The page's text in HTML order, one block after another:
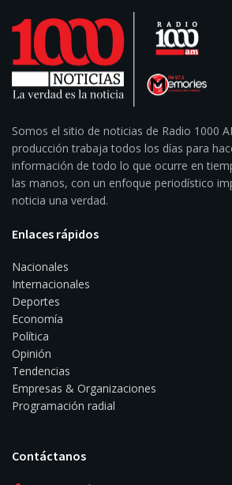
Somos el sitio de noticias de Radio 1000
producción trabaja todos los días para
información de todo lo que ocurre en
las manos, con un enfoque periodístico
noticia una verdad.
Enlaces rápidos
Nacionales
Internacionales
Deportes
Economía
Política
Opinión
Tendencias
Empresas & Organizaciones
Programación radial
Contáctanos